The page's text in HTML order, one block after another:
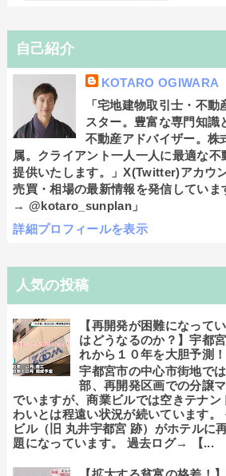
自己紹介
KOTARO OGIWARA
「宅地建物取引士・不
スター。豊富な専門知識
不動産アドバイザー。株
属。クライアント一人一人に最適な不
提供いたします。」X(Twitter)アカウ
売買・相場の最新情報を発信していま
→ @kotaro_sunplan」
詳細プロフィールを表示
人気の投稿
【再開発が困難になって
はどうなるのか？】宇都
れから１０年を大胆予測！
宇都宮市の中心市街地で
部、再開発区画での分譲
でいますが、商業ビルでは空きテナ
わいとは程遠い状況が続いています
ビル（旧 丸井宇都宮 跡）がホテルに
題になっています。 過去ログ→ 【...